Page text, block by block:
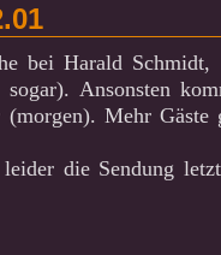
bei Harald
Ansonsten
(morgen). Mehr
die Sendung